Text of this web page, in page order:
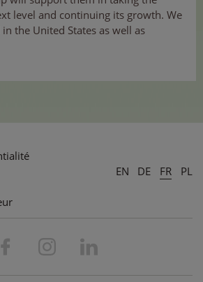
level and continuing its growth. We
the United States as well as
EN DE FR PL